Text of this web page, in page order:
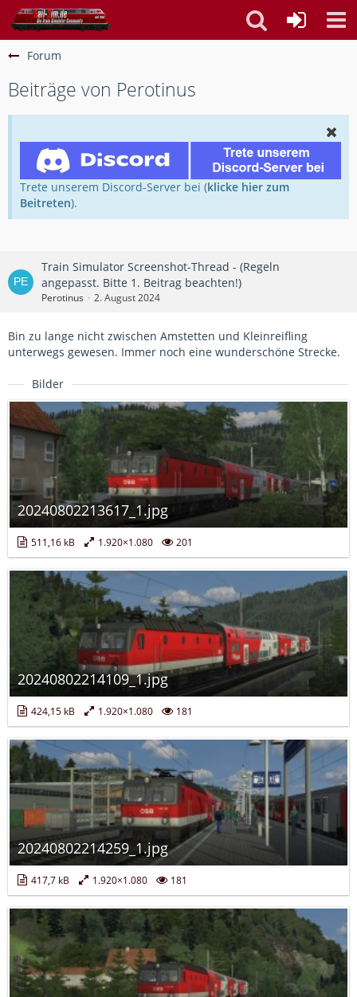
Forum
Beiträge von Perotinus
Trete unserem Discord-Server bei (klicke hier zum
Beitreten).
Train Simulator Screenshot-Thread - (Regeln
angepasst. Bitte 1. Beitrag beachten!)
Perotinus 2. August 2024
Bin zu lange nicht zwischen Amstetten und Kleinreifling
unterwegs gewesen. Immer noch eine wunderschöne Strecke.
Bilder
20240802213617_1.jpg
511,16 kB 1.920×1.080 201
20240802214109_1.jpg
424,15 kB 1.920×1.080 181
20240802214259_1.jpg
417,7 kB 1.920×1.080 181